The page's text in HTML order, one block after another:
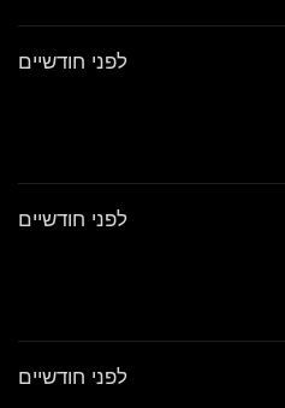
לפני חודשיים
לפני חודשיים
לפני חודשיים